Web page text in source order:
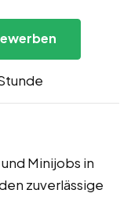
Minijobs in
zuverlässige